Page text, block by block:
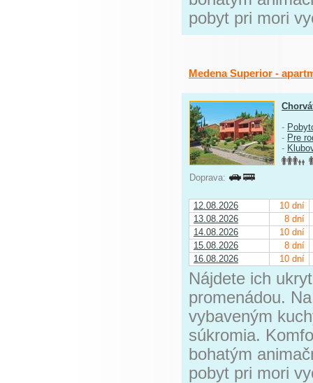
pobyt pri mori
Medena Superior -
-
- Pre
-
Doprava:
12.08.2026
10 dní
13.08.2026
8 dní
14.08.2026
10 dní
15.08.2026
8 dní
16.08.2026
10 dní
Nájdete ich
promenádou.
vybaveným
súkromia.
bohatým
pobyt pri mori